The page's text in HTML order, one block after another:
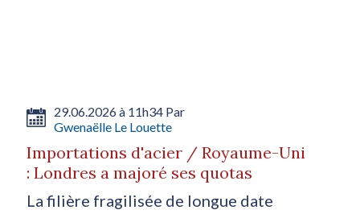
29.06.2026 à 11h34 Par
Gwenaëlle Le Louette
Importations d'acier / Royaume-Uni
: Londres a majoré ses quotas
La filière fragilisée de longue date